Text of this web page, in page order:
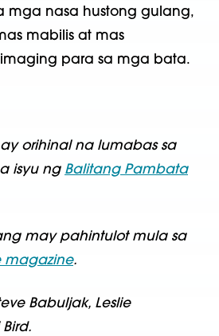
mga nasa hustong gulang,
mabilis at mas
para sa mga bata.
orihinal na lumabas sa
isyu ng Balitang Pambata
may pahintulot mula sa
magazine.
Babuljak, Leslie